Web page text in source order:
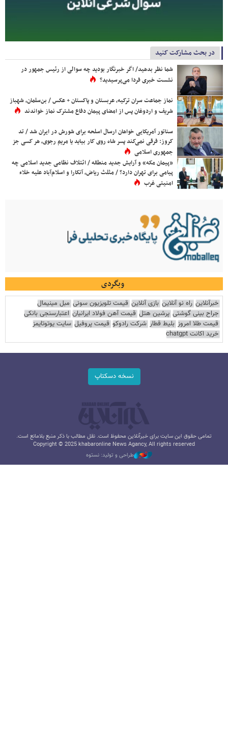
در بحث مشارکت کنید
شما نظر بدهید/ اگر خبرنگار بودید چه سوالی از رئیس جمهور در
نشست خبری فردا می‌پرسیدید؟
نماز جماعت سران ترکیه، عربستان و پاکستان + عکس / بن‌سلمان، شهباز
شریف و اردوغان پس از امضای پیمان دفاع مشترک نماز خواندند
سناتور آمریکایی خواهان ارسال اسلحه برای شورش در ایران شد / تد
کروز: فرقی نمی‌کند پسر شاه روی کار بیاید یا مریم رجوی، هر کسی جز
جمهوری اسلامی
«پیمان مکه» و آرایش جدید منطقه / ائتلاف نظامی جدید اسلامی چه
پیامی برای تهران دارد؟ / مثلث ریاض، آنکارا و اسلام‌آباد علیه خلاء
امنیتی غرب
وبگردی
خبرآنلاین راه نو آنلاین بازی آنلاین قیمت تلویزیون سونی مبل مینیمال
جراح بینی گوشتی پرشین هتل قیمت آهن فولاد ایرانیان اعتبارسنجی بانکی
قیمت طلا امروز بلیط قطار شرکت رادوکو قیمت پروفیل سایت یوتوتایمز
خرید اکانت chatgpt
نسخه دسکتاپ
تمامی حقوق این سایت برای خبرآنلاین محفوظ است. نقل مطالب با ذکر منبع بلامانع است.
Copyright © 2025 khabaronline News Agancy, All rights reserved
طراحی و تولید: نستوه